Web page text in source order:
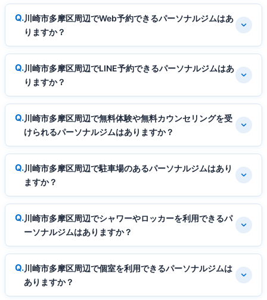
川崎市多摩区周辺でWeb予約できるパーソナルジムはあ
りますか？
川崎市多摩区周辺でLINE予約できるパーソナルジムはあ
りますか？
川崎市多摩区周辺で無料体験や無料カウンセリングを受
けられるパーソナルジムはありますか？
川崎市多摩区周辺で駐車場のあるパーソナルジムはあり
ますか？
川崎市多摩区周辺でシャワーやロッカーを利用できるパ
ーソナルジムはありますか？
川崎市多摩区周辺で個室を利用できるパーソナルジムは
ありますか？